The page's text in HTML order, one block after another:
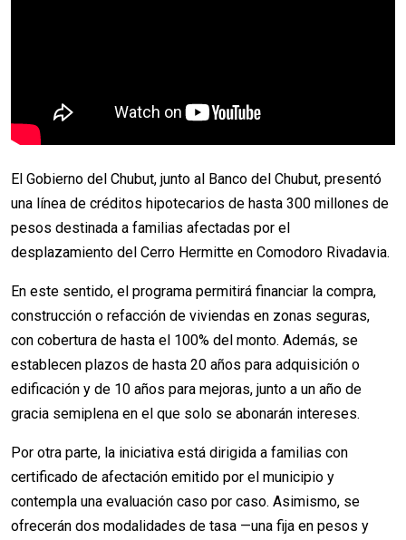
El Gobierno del Chubut, junto al Banco del Chubut, presentó
una línea de créditos hipotecarios de hasta 300 millones de
pesos destinada a familias afectadas por el
desplazamiento del Cerro Hermitte en Comodoro Rivadavia.
En este sentido, el programa permitirá financiar la compra,
construcción o refacción de viviendas en zonas seguras,
con cobertura de hasta el 100% del monto. Además, se
establecen plazos de hasta 20 años para adquisición o
edificación y de 10 años para mejoras, junto a un año de
gracia semiplena en el que solo se abonarán intereses.
Por otra parte, la iniciativa está dirigida a familias con
certificado de afectación emitido por el municipio y
contempla una evaluación caso por caso. Asimismo, se
ofrecerán dos modalidades de tasa —una fija en pesos y